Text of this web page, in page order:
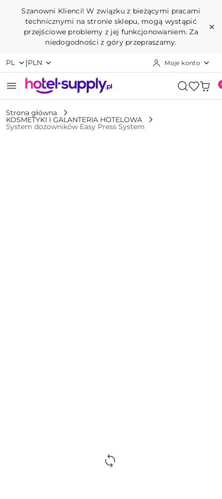
Przejdź do treści głównej
Przejdź do wyszukiwarki
Przejdź do moje konto
Przejdź do menu głównego
Przejdź do opisu produktu
Przejdź do stopki
Szanowni Klienci! W związku z bieżącymi pracami
technicznymi na stronie sklepu, mogą wystąpić
przejściowe problemy z jej funkcjonowaniem. Za
niedogodności z góry przepraszamy.
PL |PLN Moje konto
Strona główna
KOSMETYKI I GALANTERIA HOTELOWA
System dozowników Easy Press System